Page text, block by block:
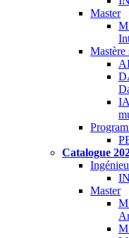
Master
Mastère
Catalogue
Master